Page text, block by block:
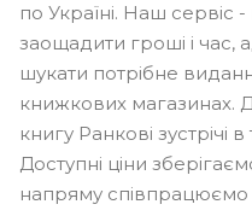
по Україні. Наш сервіс
заощадити гроші і
шукати потрібне
книжкових магазинах.
книгу Ранкові зустрічі
Доступні ціни
напряму